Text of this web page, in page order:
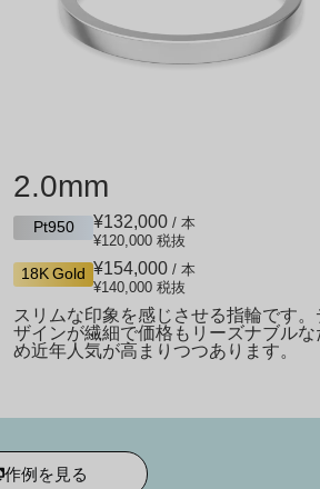
2.0mm
Pt950 ¥132,000 / 本
¥120,000 税抜
18K Gold ¥154,000 / 本
¥140,000 税抜
スリムな印象を感じさせる指輪です。
ザインが繊細で価格もリーズナブルな
め近年人気が高まりつつあります。
作例を見る